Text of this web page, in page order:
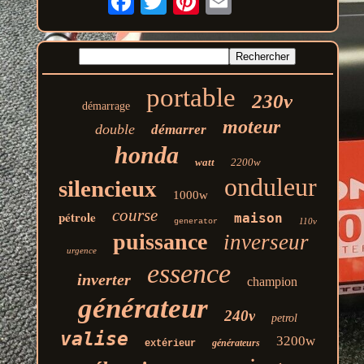
démarrage portable 230v
double démarrer moteur
honda watt 2200w
silencieux 1000w onduleur
pétrole course generator maison 110v
urgence puissance inverseur
inverter essence champion
générateur 240v petrol
valise extérieur générateurs 3200w